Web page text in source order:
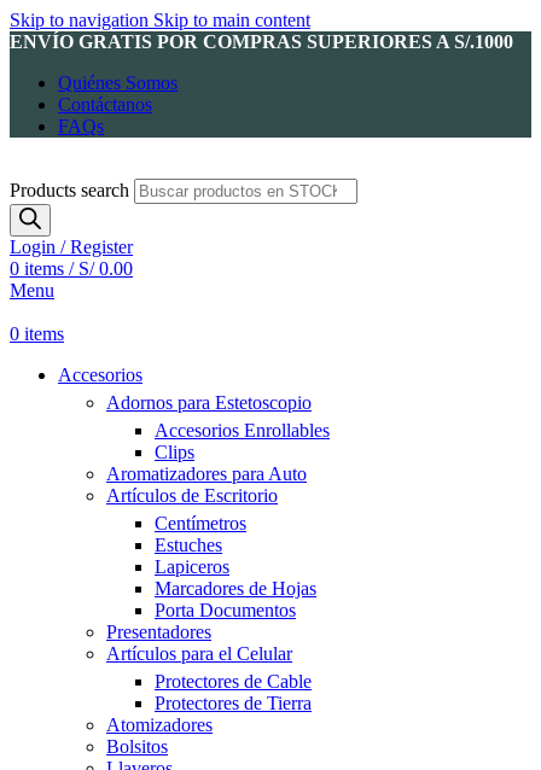
Skip to navigation Skip to main content
ENVÍO GRATIS POR COMPRAS SUPERIORES A S/.1000
Quiénes Somos
Contáctanos
FAQs
Products search
Login / Register
0 items / S/0.00
Menu
0 items
Accesorios
Adornos para Estetoscopio
Accesorios Enrollables
Clips
Aromatizadores para Auto
Artículos de Escritorio
Centímetros
Estuches
Lapiceros
Marcadores de Hojas
Porta Documentos
Presentadores
Artículos para el Celular
Protectores de Cable
Protectores de Tierra
Atomizadores
Bolsitos